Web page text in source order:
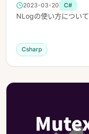
2023-03-20 C#
NLogの使い方について
Csharp